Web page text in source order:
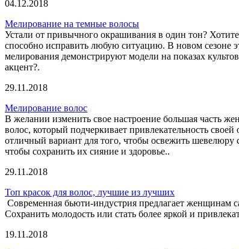
04.12.2018
Мелирование на темные волосы
Устали от привычного окрашивания в один тон?
способно исправить любую ситуацию. В новом сезоне
мелирования демонстрируют модели на показах
акцент?.
29.11.2018
Мелирование волос
В желании изменить свое настроение большая часть
волос, который подчеркивает привлекательность
отличный вариант для того, чтобы освежить
чтобы сохранить их сияние и здоровье..
29.11.2018
Топ красок для волос, лучшие из лучших
Современная бьюти-индустрия предлагает женщинам
Сохранить молодость или стать более яркой и
19.11.2018